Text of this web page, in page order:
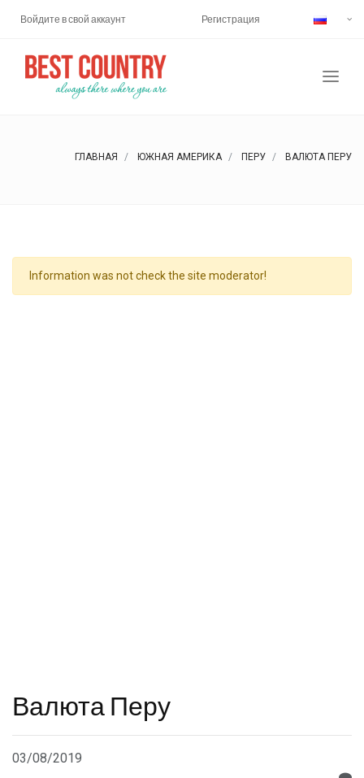
Войдите в свой аккаунт Регистрация
ГЛАВНАЯ ЮЖНАЯ АМЕРИКА ПЕРУ ВАЛЮТА ПЕРУ
Information was not check the site moderator!
Валюта Перу
03/08/2019